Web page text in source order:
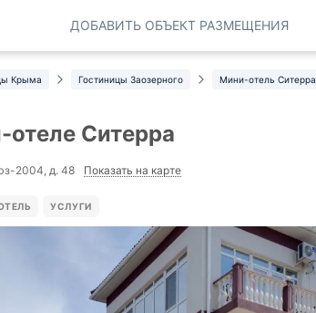
ДОБАВИТЬ ОБЪЕКТ РАЗМЕЩЕНИЯ
Крыма Гостиницы Заозерного Мини-отель Ситерра
Ситерра
2004, д. 48 Показать на карте
УСЛУГИ